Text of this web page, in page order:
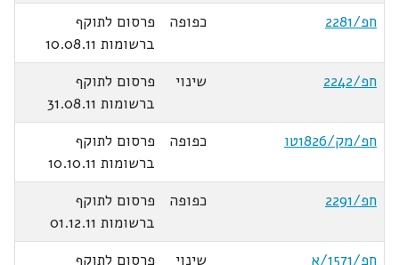
חפ/2281
כפופה
פרסום לתוקף
ברשומות 10.08.11
חפ/2242
שינוי
פרסום לתוקף
ברשומות 31.08.11
חפ/מק/1826טו
כפופה
פרסום לתוקף
ברשומות 10.10.11
חפ/2291
כפופה
פרסום לתוקף
ברשומות 01.12.11
חפ/1571/א
שינוי פרסום לתוקף